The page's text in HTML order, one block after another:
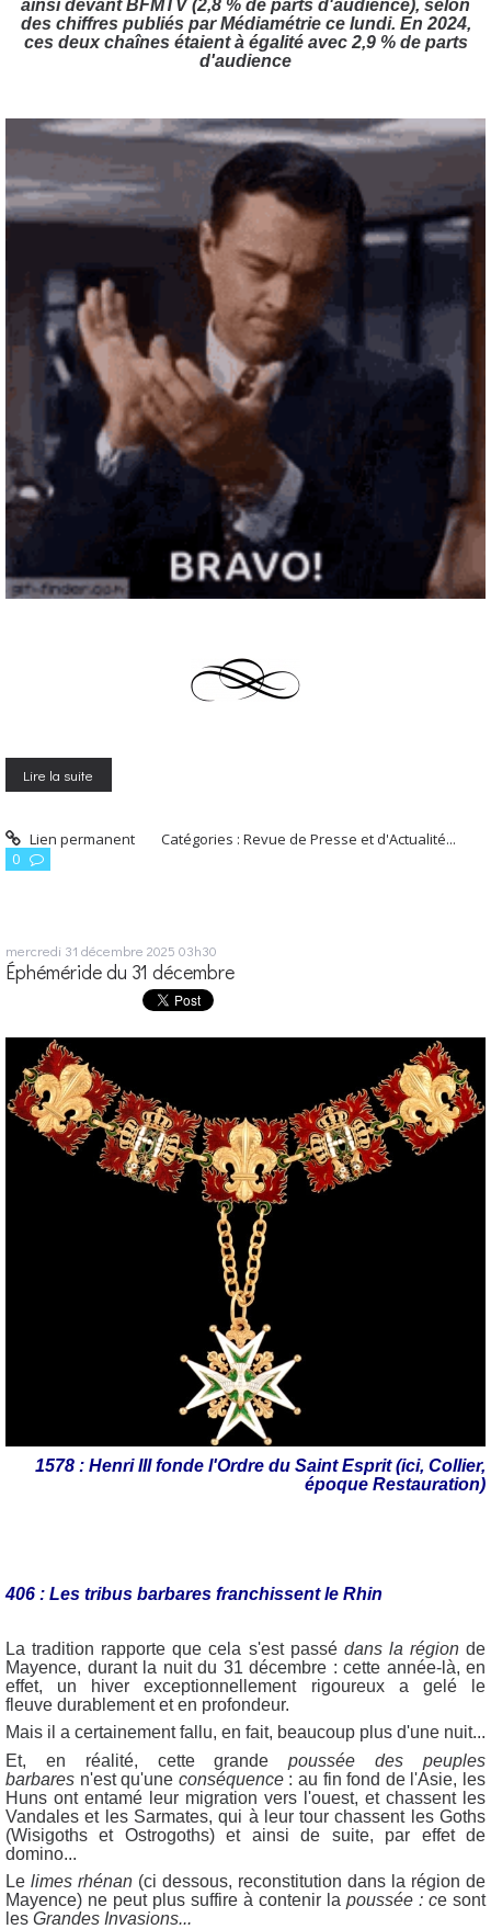
ainsi devant BFMTV (2,8 % de parts d'audience), selon
des chiffres publiés par Médiamétrie ce lundi. En 2024,
ces deux chaînes étaient à égalité avec 2,9 % de parts
d'audience
Lire la suite
Lien permanent Catégories :Revue de Presse et d'Actualité...
0
mercredi 31 décembre 2025 03h30
Éphéméride du 31 décembre
1578 : Henri III fonde l'Ordre du Saint Esprit (ici, Collier,
époque Restauration)
406 : Les tribus barbares franchissent le Rhin
La tradition rapporte que cela s'est passé dans la régionde
Mayence, durant la nuit du 31 décembre : cette année-là, en
effet, un hiver exceptionnellement rigoureux a gelé le
fleuve durablement et en profondeur.
Mais il a certainement fallu, en fait, beaucoup plus d'une nuit...
Et, en réalité, cette grandepoussée des peuples
barbares n'est qu'une conséquence: au fin fond de l'Asie, les
Huns ont entamé leur migration vers l'ouest, et chassent les
Vandales et les Sarmates, qui à leur tour chassent les Goths
(Wisigoths et Ostrogoths) et ainsi de suite, par effet de
domino...
Le limes rhénan (ci dessous, reconstitution dans la région de
Mayence) ne peut plus suffire à contenir la poussée : ce sont
les Grandes Invasions...